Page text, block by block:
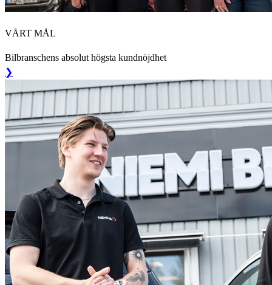
VÅRT MÅL
Bilbranschens absolut högsta kundnöjdhet
❯